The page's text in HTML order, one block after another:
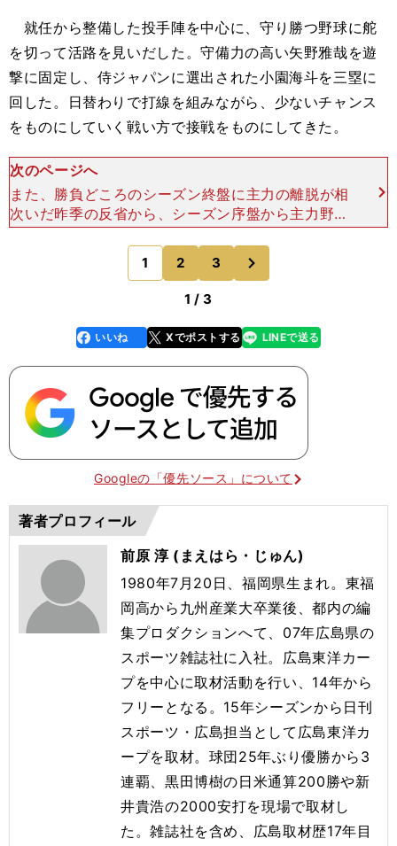
就任から整備した投手陣を中心に、守り勝つ野球に舵
を切って活路を見いだした。守備力の高い矢野雅哉を遊
撃に固定し、侍ジャパンに選出された小園海斗を三塁に
回した。日替わりで打線を組みながら、少ないチャンス
をものにしていく戦い方で接戦をものにしてきた。
次のページへ
また、勝負どころのシーズン終盤に主力の離脱が相
次いだ昨季の反省から、シーズン序盤から主力野手
には休みを与えてきた。 投手は先発4本柱であっ
ても、前半戦から中7日以上の間隔を空けるなど配
慮してきた。８
1 2 3
1 / 3
faceboo
k
いいね Xでポストする
line LINEで送る
Googleの「優先ソース」について
著者プロフィール
前原 淳 (まえはら・じゅん)
1980年7月20日、福岡県生まれ。東福
岡高から九州産業大卒業後、都内の編
集プロダクションへて、07年広島県の
スポーツ雑誌社に入社。広島東洋カー
プを中心に取材活動を行い、14年から
フリーとなる。15年シーズンから日刊
スポーツ・広島担当として広島東洋カ
ープを取材。球団25年ぶり優勝から3
連覇、黒田博樹の日米通算200勝や新
井貴浩の2000安打を現場で取材し
た。雑誌社を含め、広島取材歴17年目